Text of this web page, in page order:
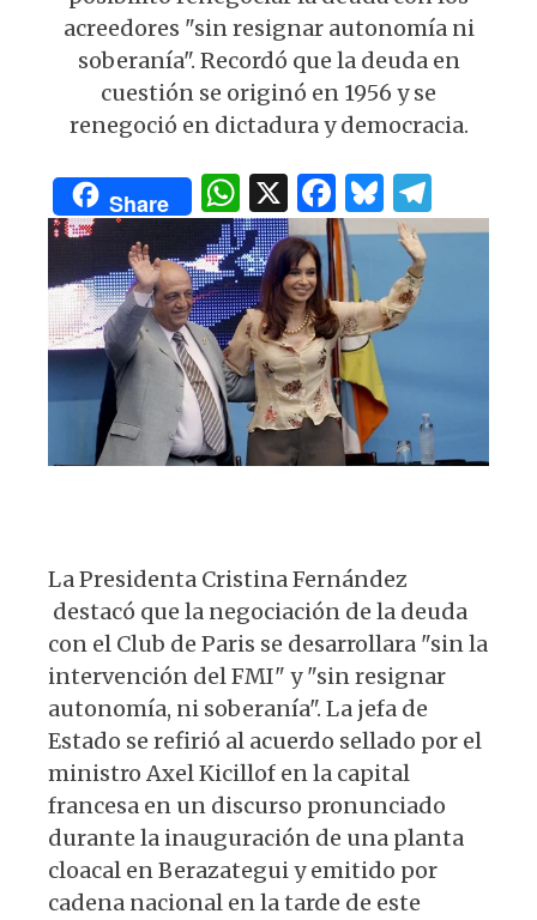
p
p
o
o
k
m
acreedores "sin resignar autonomía ni
soberanía". Recordó que la deuda en
cuestión se originó en 1956 y se
renegoció en dictadura y democracia.
Share
W
h
at
s
A
p
p
X F
a
c
e
b
o
o
k
B
lu
es
k
y
el
La Presidenta Cristina Fernández
destacó que la negociación de la deuda
con el Club de Paris se desarrollara "sin la
intervención del FMI" y "sin resignar
autonomía, ni soberanía". La jefa de
Estado se refirió al acuerdo sellado por el
ministro Axel Kicillof en la capital
francesa en un discurso pronunciado
durante la inauguración de una planta
cloacal en Berazategui y emitido por
cadena nacional en la tarde de este